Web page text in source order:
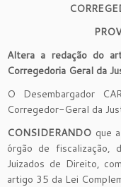
Altera a redação do
Corregedoria Geral da
O Desembargador
Corregedor-Geral da
CONSIDERANDO que
órgão de fiscalização,
Juizados de Direito,
artigo 35 da Lei